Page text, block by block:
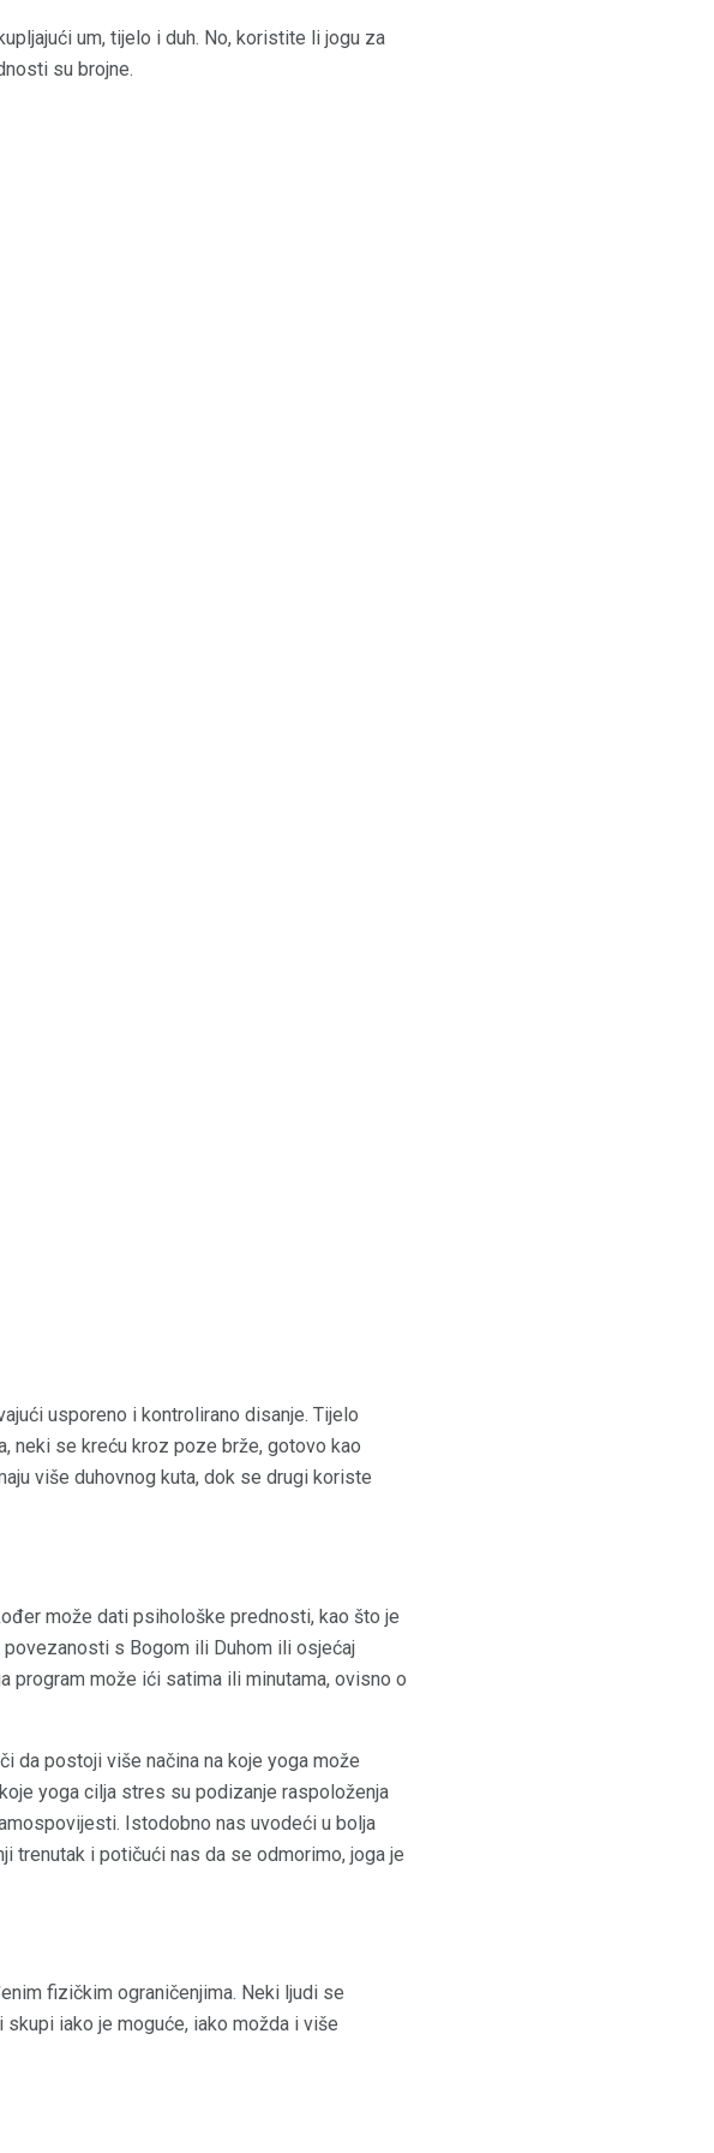
um, tijelo i duh. No, koristite li jogu za
su brojne.
usporeno i kontrolirano disanje. Tijelo
neki se kreću kroz poze brže, gotovo kao
više duhovnog kuta, dok se drugi koriste
može dati psihološke prednosti, kao što je
povezanosti s Bogom ili Duhom ili osjećaj
može ići satima ili minutama, ovisno o
da postoji više načina na koje yoga može
yoga cilja stres su podizanje raspoloženja
Istodobno nas uvodeći u bolja
trenutak i potičući nas da se odmorimo, joga je
fizičkim ograničenjima. Neki ljudi se
iako je moguće, iako možda i više